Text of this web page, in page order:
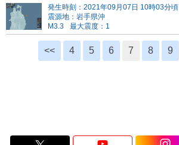
発生時刻：2021年09月07日 10時03分頃
震源地：岩手県沖
M3.3
最大震度：1
<< 4 5 6 7 8 9